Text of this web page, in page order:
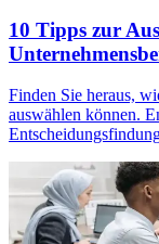
10 Tipps zur
Finden Sie heraus,
auswählen können.